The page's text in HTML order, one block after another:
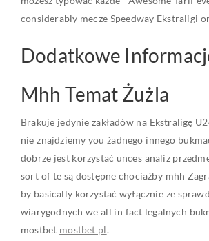
considerably mecze Speedway Ekstraligi
Dodatkowe
Mhh Temat Żużla
Brakuje jedynie zakładów na Ekstraligę
nie znajdziemy you żadnego innego
dobrze jest korzystać unces analiz
sort of te są dostępne chociażby mhh
by basically korzystać wyłącznie ze
wiarygodnych we all in fact legalnych
mostbet mostbet pl.